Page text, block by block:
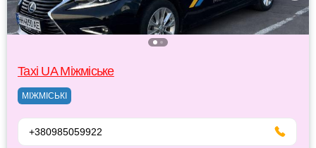
Taxi UA Міжміське
МІЖМІСЬКІ
+380985059922